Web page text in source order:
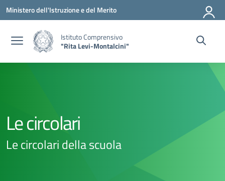
Vai ai contenuti
Vai al menu di navigazione
Vai al footer
Ministero dell'Istruzione e del Merito
Istituto Comprensivo
"Rita Levi-Montalcini"
Le circolari
Le circolari della scuola